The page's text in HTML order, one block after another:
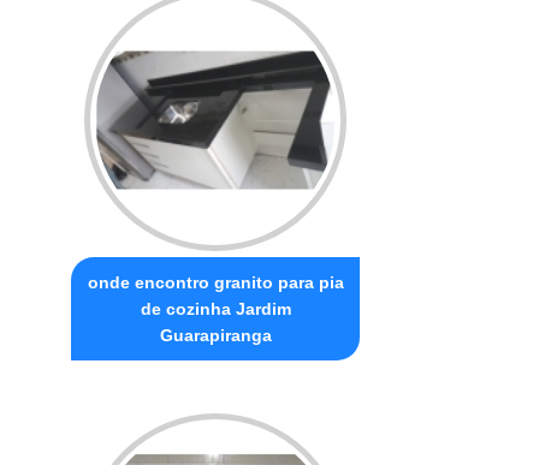
onde encontro granito para pia
de cozinha Jardim
Guarapiranga